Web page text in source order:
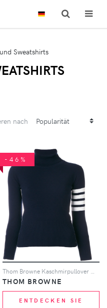
Sweatshirts
nach
-46%
Thom Browne Kaschmirpullover mit Rollkragen - Blau
THOM BROWNE
ENTDECKEN SIE